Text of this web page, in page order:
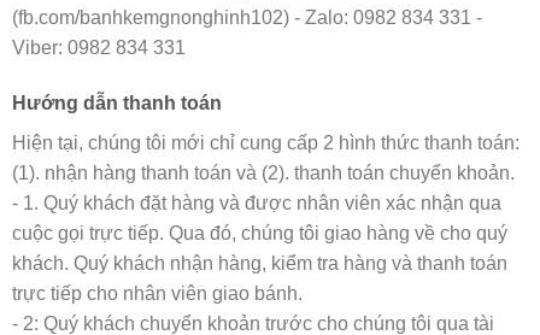
(fb.com/banhkemgnonghinh102) - Zalo: 0982 834 331 -
Viber: 0982 834 331
Hướng dẫn thanh toán
Hiện tại, chúng tôi mới chỉ cung cấp 2 hình thức thanh toán:
(1). nhận hàng thanh toán và (2). thanh toán chuyển khoản.
- 1. Quý khách đặt hàng và được nhân viên xác nhận qua
cuộc gọi trực tiếp. Qua đó, chúng tôi giao hàng về cho quý
khách. Quý khách nhận hàng, kiểm tra hàng và thanh toán
trực tiếp cho nhân viên giao bánh.
- 2: Quý khách chuyển khoản trước cho chúng tôi qua tài